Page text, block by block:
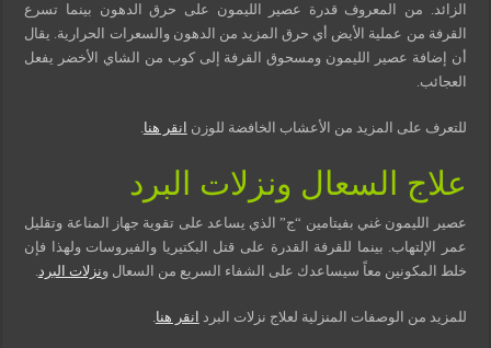
الزائد. من المعروف قدرة عصير الليمون على حرق الدهون بينما تسرع
القرفة من عملية الأيض أي حرق المزيد من الدهون والسعرات الحرارية. يقال
أن إضافة عصير الليمون ومسحوق القرفة إلى كوب من الشاي الأخضر يفعل
العجائب.
للتعرف على المزيد من الأعشاب الخافضة للوزن انقر هنا.
علاج السعال ونزلات البرد
عصير الليمون غني بفيتامين “ج” الذي يساعد على تقوية جهاز المناعة وتقليل
عمر الإلتهاب. بينما للقرفة القدرة على قتل البكتيريا والفيروسات ولهذا فإن
خلط المكونين معاً سيساعدك على الشفاء السريع من السعال ونزلات البرد.
للمزيد من الوصفات المنزلية لعلاج نزلات البرد انقر هنا.